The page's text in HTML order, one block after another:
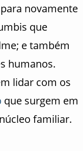
novamente
que
e também
humanos.
lidar com os
que surgem em
familiar.